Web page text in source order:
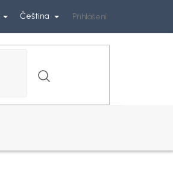
Čeština Přihlášení